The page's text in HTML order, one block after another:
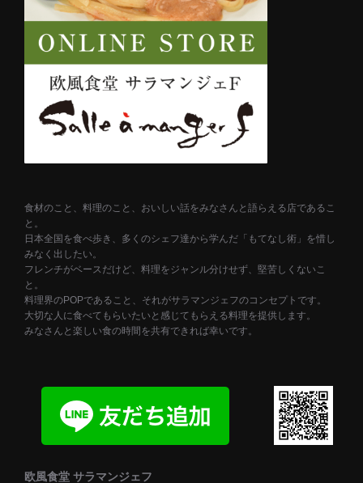
食材のこと、料理のこと、おいしい話をみなさんと語らえる店であるこ
と。
日本全国を食べ歩き、多くのシェフ達から学んだ「もてなし術」を惜し
みなく出したい。
フレンチがベースだけど、料理をジャンル分けせず、堅苦しくないこ
と。
料理界のPOPであること、それがサラマンジェフのコンセプトです。
大切な人に食べてもらいたいと感じてもらえる料理を提供します。
みなさんと楽しい食の時間を共有できれば幸いです。
欧風食堂 サラマンジェフ